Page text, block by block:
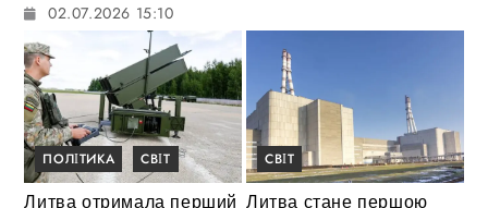
02.07.2026 15:10
ПОЛІТИКА СВІТ
Литва отримала перший
СВІТ
Литва стане першою